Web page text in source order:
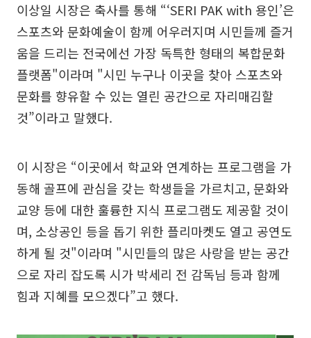
이상일 시장은 축사를 통해 “‘SERI PAK with 용인’은
스포츠와 문화예술이 함께 어우러지며 시민들께 즐거
움을 드리는 전국에선 가장 독특한 형태의 복합문화
플랫폼"이라며 "시민 누구나 이곳을 찾아 스포츠와
문화를 향유할 수 있는 열린 공간으로 자리매김할
것”이라고 말했다.
이 시장은 “이곳에서 학교와 연계하는 프로그램을 가
동해 골프에 관심을 갖는 학생들을 가르치고, 문화와
교양 등에 대한 훌륭한 지식 프로그램도 제공할 것이
며, 소상공인 등을 돕기 위한 플리마켓도 열고 공연도
하게 될 것"이라며 "시민들의 많은 사랑을 받는 공간
으로 자리 잡도록 시가 박세리 전 감독님 등과 함께
힘과 지혜를 모으겠다”고 했다.